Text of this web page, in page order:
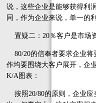
说，这些企业是能够获得利
同，作为企业来说，单一的
置疑二：20％客户是市场
80/20的信奉者要求企业将
作均要围绕大客户展开，企
K/A图表：
按照20/80的原则，企业应